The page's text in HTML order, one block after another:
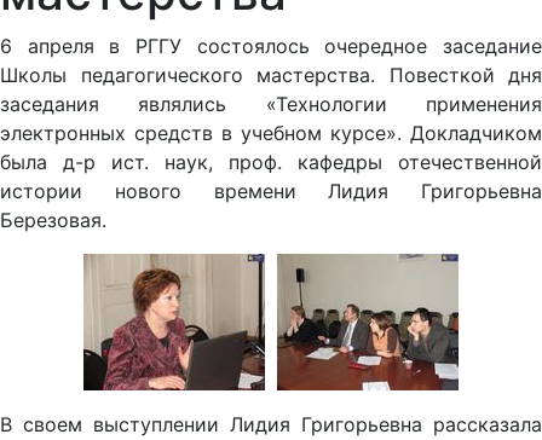
6 апреля в РГГУ состоялось очередное заседание
Школы педагогического мастерства. Повесткой дня
заседания являлись «Технологии применения
электронных средств в учебном курсе». Докладчиком
была д-р ист. наук, проф. кафедры отечественной
истории нового времени Лидия Григорьевна
Березовая.
В своем выступлении Лидия Григорьевна рассказала